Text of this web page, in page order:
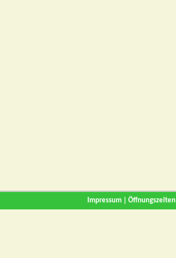
Impressum Öffnungszeiten